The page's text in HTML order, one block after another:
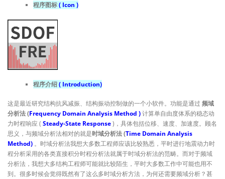
程序图标( Icon )
程序介绍( Introduction)
这是最近研究结构抗风减振、结构振动控制做的一个小软件。功能是通过 频域
分析法 (Frequency Domain Analysis Method )计算单自由度体系的稳态动
力时程响应 ( Steady-State Response)，具体包括位移、速度、加速度。顾名
思义，与频域分析法相对的就是时域分析法 (Time Domain Analysis
Method) 。时域分析法我想大多数工程师应该比较熟悉，平时进行地震动力时
程分析采用的各类直接积分时程分析法就属于时域分析法的范畴。而对于频域
分析法，我想大多结构工程师可能就比较陌生，平时大多数工作中可能也用不
到。很多时候会觉得既然有了这么多时域分析方法，为何还需要频域分析？甚